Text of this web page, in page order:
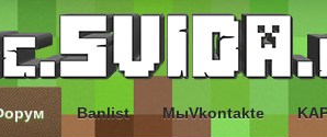
Banlist МыVkontakte